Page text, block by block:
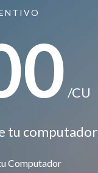
/CU
tu computador
Computador